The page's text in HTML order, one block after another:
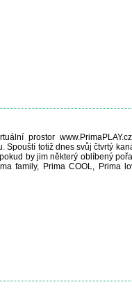
prostor
Spouští totiž dnes svůj čtvrtý
by jim některý oblíbený
family, Prima COOL, Prima